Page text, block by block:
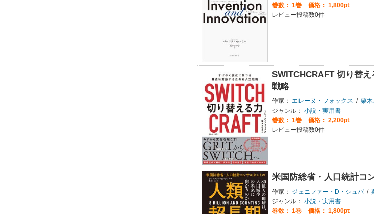
巻数： 1巻
価格： 1,800pt
レビュー投稿数0件
SWITCHCRAFT 切り替
戦略
作家： エレーヌ・フォックス / 栗木
ジャンル： 小説・実用書
巻数： 1巻
価格： 2,200pt
レビュー投稿数0件
米国防総省・人口統計コ
作家： ジェニファー・D・シュバ /
ジャンル： 小説・実用書
巻数： 1巻
価格： 1,800pt